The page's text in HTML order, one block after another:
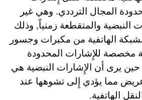
المجال الترددي. وهي غير
النبضية والمتقطعة زمنياً, وذلك
الهاتفية من مكبرات وجسور
مخصصة للإِشارات المحدودة
حين يرى أن الإِشارات النبضية هي
مما يؤدي إِلى تشوهها عند
الهاتفية.